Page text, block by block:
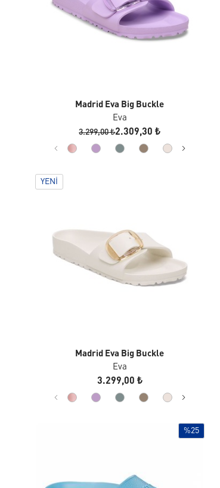
Madrid Eva Big Buckle
Eva
3.299,00 ₺2.309,30 ₺
YENI
Madrid Eva Big Buckle
Eva
3.299,00 ₺
%25